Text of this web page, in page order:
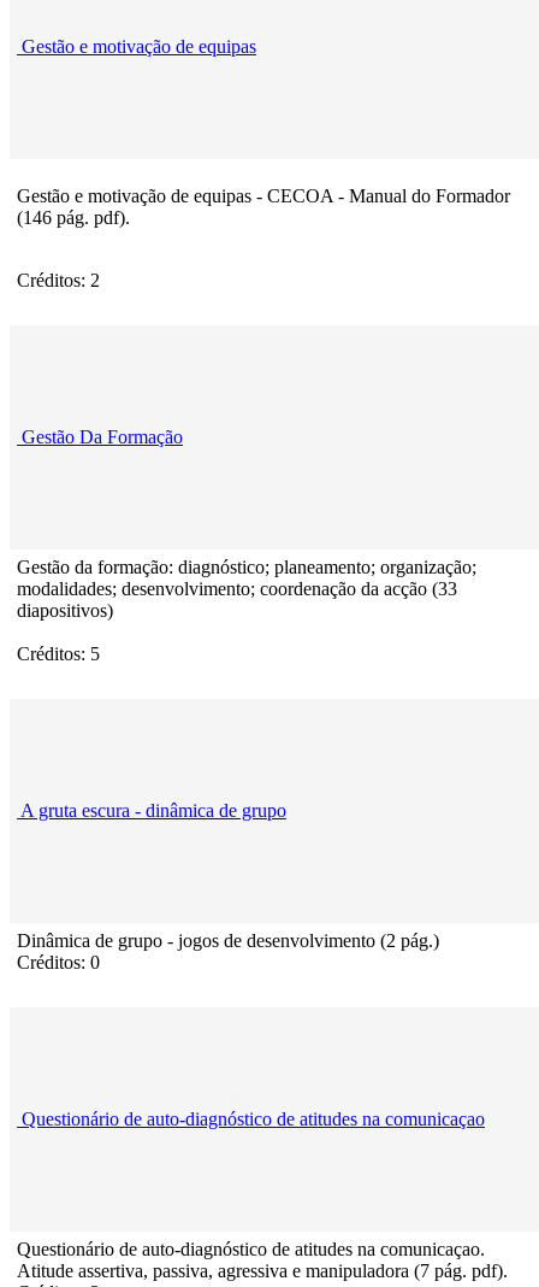
Gestão e motivação de equipas
Gestão e motivação de equipas - CECOA - Manual do Formador
(146 pág. pdf).
Créditos: 2
Gestão Da Formação
Gestão da formação: diagnóstico; planeamento; organização;
modalidades; desenvolvimento; coordenação da acção (33
diapositivos)
Créditos: 5
A gruta escura - dinâmica de grupo
Dinâmica de grupo - jogos de desenvolvimento (2 pág.)
Créditos: 0
Questionário de auto-diagnóstico de atitudes na comunicaçao
Questionário de auto-diagnóstico de atitudes na comunicaçao.
Atitude assertiva, passiva, agressiva e manipuladora (7 pág. pdf).